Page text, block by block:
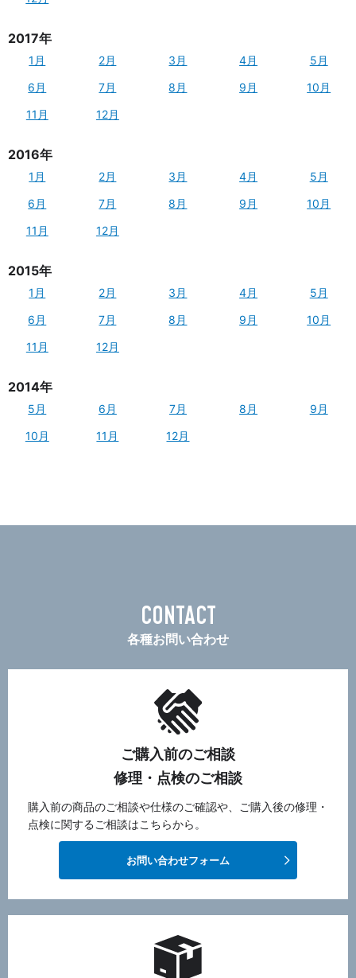
2017年
1月 2月 3月 4月
5月
6月
7月 8月 9月
10月
11月
12月
2016年
1月 2月 3月 4月
5月
6月
7月 8月 9月
10月
11月
12月
2015年
1月 2月 3月 4月
5月
6月
7月 8月 9月
10月
11月
12月
2014年
5月 6月 7月 8月
9月
10月
11月 12月
CONTACT
各種お問い合わせ
ご購入前のご相談
修理・点検のご相談
購入前の商品のご相談や仕様のご確認や、ご購入後の修理・
点検に関するご相談はこちらから。
お問い合わせフォーム